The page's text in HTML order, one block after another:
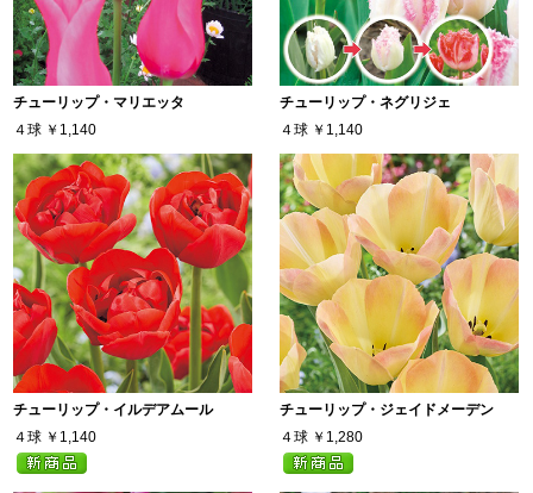
チューリップ・マリエッタ
４球 ￥1,140
チューリップ・ネグリジェ
４球 ￥1,140
チューリップ・イルデアムール
４球 ￥1,140
チューリップ・ジェイドメーデン
４球 ￥1,280